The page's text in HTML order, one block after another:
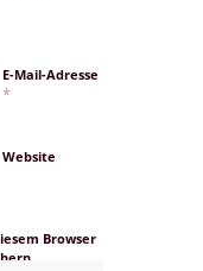
E-Mail-Adresse
*
Website
Browser